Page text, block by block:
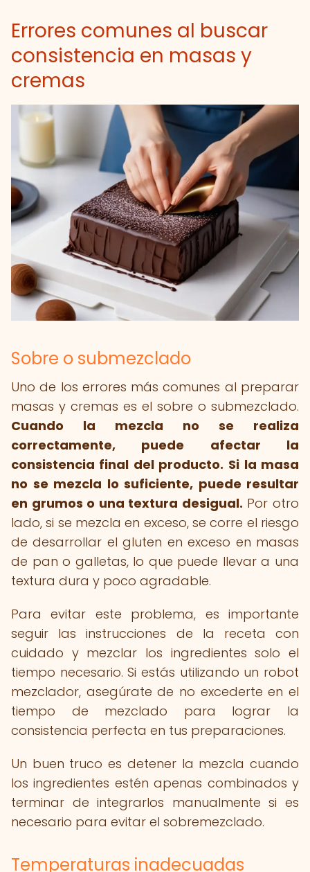
Errores comunes al buscar
consistencia en masas y
cremas
Sobre o submezclado
Uno de los errores más comunes al preparar
masas y cremas es el sobre o submezclado.
Cuando la mezcla no se realiza
correctamente, puede afectar la
consistencia final del producto. Si la masa
no se mezcla lo suficiente, puede resultar
en grumos o una textura desigual. Por otro
lado, si se mezcla en exceso, se corre el riesgo
de desarrollar el gluten en exceso en masas
de pan o galletas, lo que puede llevar a una
textura dura y poco agradable.
Para evitar este problema, es importante
seguir las instrucciones de la receta con
cuidado y mezclar los ingredientes solo el
tiempo necesario. Si estás utilizando un robot
mezclador, asegúrate de no excederte en el
tiempo de mezclado para lograr la
consistencia perfecta en tus preparaciones.
Un buen truco es detener la mezcla cuando
los ingredientes estén apenas combinados y
terminar de integrarlos manualmente si es
necesario para evitar el sobremezclado.
Temperaturas inadecuadas